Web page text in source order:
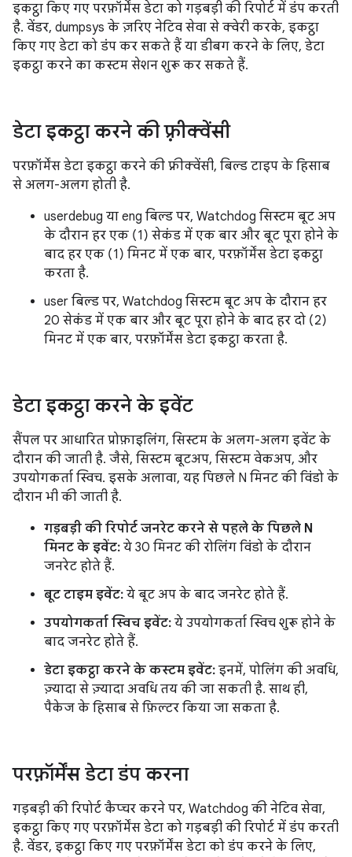
इकट्ठा किए गए परफ़ॉर्मेंस डेटा को गड़बड़ी की रिपोर्ट में डंप करती
है. वेंडर, dumpsys के ज़रिए नेटिव सेवा से क्वेरी करके, इकट्ठा
किए गए डेटा को डंप कर सकते हैं या डीबग करने के लिए, डेटा
इकट्ठा करने का कस्टम सेशन शुरू कर सकते हैं.
डेटा इकट्ठा करने की फ़्रीक्वेंसी
परफ़ॉर्मेंस डेटा इकट्ठा करने की फ़्रीक्वेंसी, बिल्ड टाइप के हिसाब
से अलग-अलग होती है.
userdebug या eng बिल्ड पर, Watchdog सिस्टम बूट अप
के दौरान हर एक (1) सेकंड में एक बार और बूट पूरा होने के
बाद हर एक (1) मिनट में एक बार, परफ़ॉर्मेंस डेटा इकट्ठा
करता है.
user बिल्ड पर, Watchdog सिस्टम बूट अप के दौरान हर
20 सेकंड में एक बार और बूट पूरा होने के बाद हर दो (2)
मिनट में एक बार, परफ़ॉर्मेंस डेटा इकट्ठा करता है.
डेटा इकट्ठा करने के इवेंट
सैंपल पर आधारित प्रोफ़ाइलिंग, सिस्टम के अलग-अलग इवेंट के
दौरान की जाती है. जैसे, सिस्टम बूटअप, सिस्टम वेकअप, और
उपयोगकर्ता स्विच. इसके अलावा, यह पिछले N मिनट की विंडो के
दौरान भी की जाती है.
गड़बड़ी की रिपोर्ट जनरेट करने से पहले के पिछले N
मिनट के इवेंट: ये 30 मिनट की रोलिंग विंडो के दौरान
जनरेट होते हैं.
बूट टाइम इवेंट: ये बूट अप के बाद जनरेट होते हैं.
उपयोगकर्ता स्विच इवेंट: ये उपयोगकर्ता स्विच शुरू होने के
बाद जनरेट होते हैं.
डेटा इकट्ठा करने के कस्टम इवेंट: इनमें, पोलिंग की अवधि,
ज़्यादा से ज़्यादा अवधि तय की जा सकती है. साथ ही,
पैकेज के हिसाब से फ़िल्टर किया जा सकता है.
परफ़ॉर्मेंस डेटा डंप करना
गड़बड़ी की रिपोर्ट कैप्चर करने पर, Watchdog की नेटिव सेवा,
इकट्ठा किए गए परफ़ॉर्मेंस डेटा को गड़बड़ी की रिपोर्ट में डंप करती
है. वेंडर, इकट्ठा किए गए परफ़ॉर्मेंस डेटा को डंप करने के लिए,